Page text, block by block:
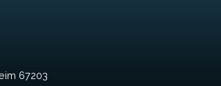
67203